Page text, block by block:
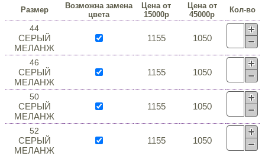
Размер
Возможна замена
цвета
Цена от
15000р
Цена от
45000р
Кол-во
44
СЕРЫЙ
МЕЛАНЖ
1155 1050
46
СЕРЫЙ
МЕЛАНЖ
1155 1050
50
СЕРЫЙ
МЕЛАНЖ
1155 1050
52
СЕРЫЙ
МЕЛАНЖ
1155 1050